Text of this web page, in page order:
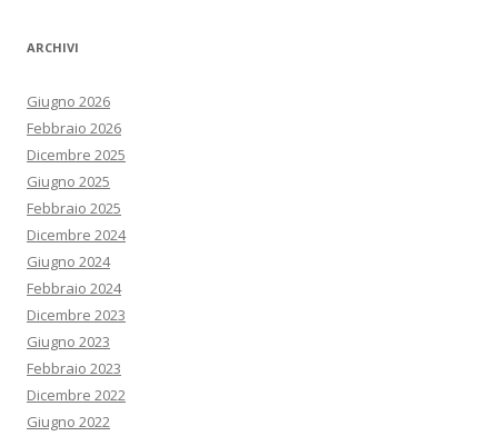
ARCHIVI
Giugno 2026
Febbraio 2026
Dicembre 2025
Giugno 2025
Febbraio 2025
Dicembre 2024
Giugno 2024
Febbraio 2024
Dicembre 2023
Giugno 2023
Febbraio 2023
Dicembre 2022
Giugno 2022